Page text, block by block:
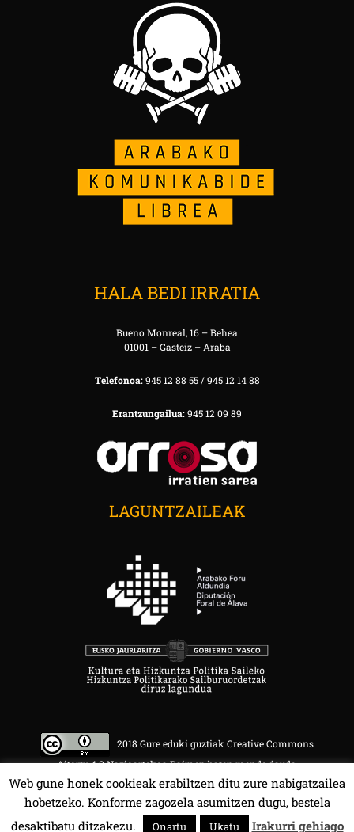
HALA BEDI IRRATIA
Bueno Monreal, 16 – Behea
01001 – Gasteiz – Araba
Telefonoa:945 12 88 55 / 945 12 14 88
Erantzungailua:945 12 09 89
LAGUNTZAILEAK
2018 Gure eduki guztiak Creative Commons
Aitortu 4.0 Nazioartekoa Baimen baten mende daude.
HALA BEDI BAT 107.4 MHz.
Web gune honek cookieak erabiltzen ditu zure nabigatzailea
hobetzeko. Konforme zagozela asumitzen dugu, bestela
desaktibatu ditzakezu.
Onartu Ukatu Irakurri gehiago